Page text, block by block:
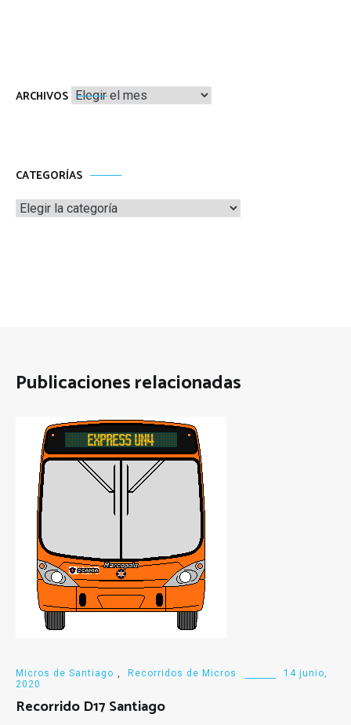
ARCHIVOS Archivos
CATEGORÍAS
Categorías
Publicaciones relacionadas
Micros de Santiago Recorridos de Micros
14 junio,
2020
Recorrido D17 Santiago